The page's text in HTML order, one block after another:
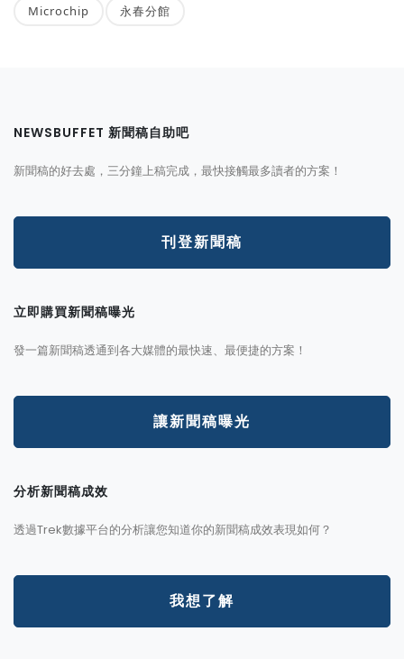
Microchip 永春分館
NEWSBUFFET 新聞稿自助吧
新聞稿的好去處，三分鐘上稿完成，最快接觸最多讀者的方案！
刊登新聞稿
立即購買新聞稿曝光
發一篇新聞稿透通到各大媒體的最快速、最便捷的方案！
讓新聞稿曝光
分析新聞稿成效
透過Trek數據平台的分析讓您知道你的新聞稿成效表現如何？
我想了解